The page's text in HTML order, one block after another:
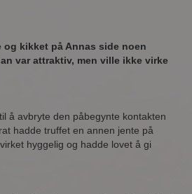
kikket på Annas side noen
var attraktiv, men ville ikke virke
å avbryte den påbegynte kontakten
hadde truffet en annen jente på
hyggelig og hadde lovet å gi